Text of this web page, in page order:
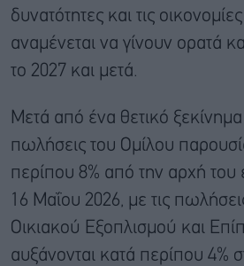
δυνατότητες και τις
αναμένεται να γίνουν ορατά
το 2027 και μετά.
Μετά από ένα θετικό ξεκίνημα
πωλήσεις του Ομίλου
περίπου 8% από την αρχή του
16 Μαΐου 2026, με τις
Οικιακού Εξοπλισμού και
αυξάνονται κατά περίπου 4%